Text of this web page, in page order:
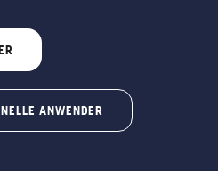
ANWENDER